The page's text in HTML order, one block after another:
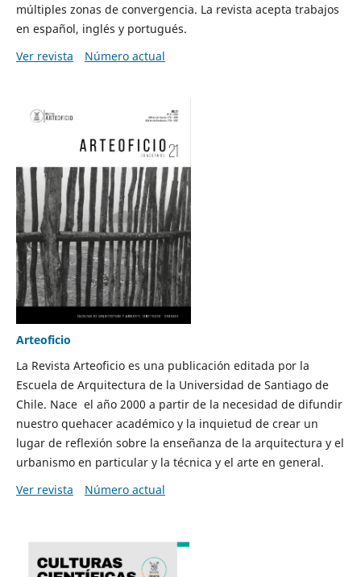
múltiples zonas de convergencia. La revista acepta trabajos
en español, inglés y portugués.
Ver revista
Número actual
Arteoficio
La Revista Arteoficio es una publicación editada por la
Escuela de Arquitectura de la Universidad de Santiago de
Chile. Nace el año 2000 a partir de la necesidad de difundir
nuestro quehacer académico y la inquietud de crear un
lugar de reflexión sobre la enseñanza de la arquitectura y el
urbanismo en particular y la técnica y el arte en general.
Ver revista
Número actual